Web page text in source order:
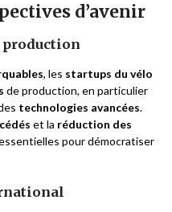
d’avenir
production
, les startups du vélo
de production, en particulier
technologies avancées.
et la réduction des
pour démocratiser